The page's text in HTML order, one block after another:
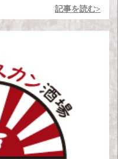
記事を読む>